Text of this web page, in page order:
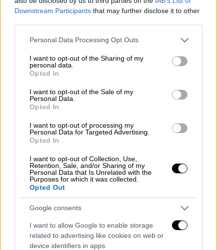
Downstream Participants that may further disclose it to other
Please note that this website/app uses one or more Google
not limited to your visit or usage behaviour. You may click to
grant or deny consent to Google and its third-party tags to
use your data for below specified purposes in below Google
consent section.
Personal Data Processing Opt Outs
I want to opt-out of the Sharing of my
personal data.
Opted In
I want to opt-out of the Sale of my
Personal Data.
Opted In
I want to opt-out of processing my
Personal Data for Targeted Advertising.
Opted In
I want to opt-out of Collection, Use,
Retention, Sale, and/or Sharing of my
Personal Data that Is Unrelated with the
Purposes for which it was collected.
Opted Out
Google consents
I want to allow Google to enable storage
related to advertising like cookies on web or
device identifiers in apps.
θέα στη φύση για να μοιραστεί με τους
τηλεθεατές την αγάπη του για τη μαγειρική.
Στην ανανεωμένη του κουζίνα κυριαρχεί ένα
μεγάλο παράθυρο με θέα στη φύση για να
μοιραστεί με τους τηλεθεατές την αγάπη
Σε κάθε εκπομπή, δίνει την απάντηση στο
ανακαλύπτει τις πιο ξεχωριστές συνταγές
από την «Ελληνική Κουζίνα»,
«Νόστιμα και Υγιεινά»πιάτα, στρώνει με
νοστιμιές το«Κυριακάτικο Τραπέζι»
,
εφαρμόζει νέες τεχνικές και συστήνει νέα
υλικά μέσα από το
φυσικά παραδίδει μαθήματα μαγειρικής στο
Σε κάθε επεισόδιο
έχει μία γλυκιά ιδέα για αρχάριους και
προχωρημένους στη«Ζαχαροπλαστική για